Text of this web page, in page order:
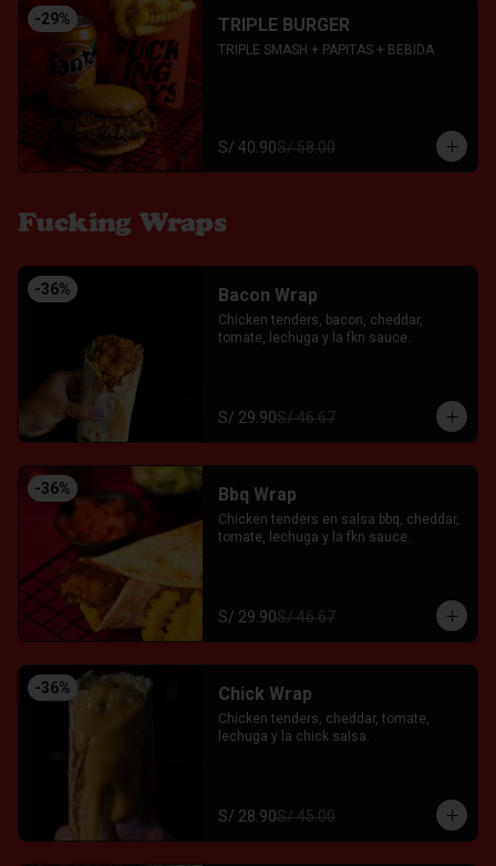
-29% TRIPLE BURGER
TRIPLE SMASH + PAPITAS + BEBIDA
S/ 40.90S/ 58.00
Fucking Wraps
-36% Bacon Wrap
Chicken tenders, bacon, cheddar,
tomate, lechuga y la fkn sauce.
S/ 29.90S/ 46.67
-36% Bbq Wrap
Chicken tenders en salsa bbq, cheddar,
tomate, lechuga y la fkn sauce.
S/ 29.90S/ 46.67
-36% Chick Wrap
Chicken tenders, cheddar, tomate,
lechuga y la chick salsa.
S/ 28.90S/ 45.00